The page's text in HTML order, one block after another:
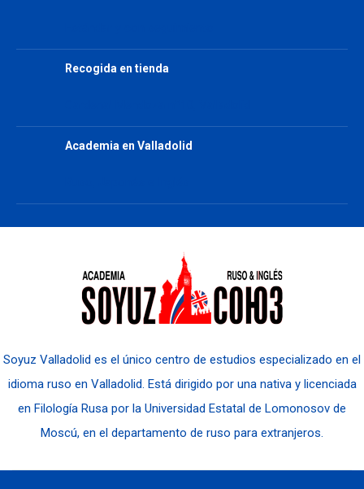
Recogida en tienda
Academia en Valladolid
Soyuz Valladolid es el único centro de estudios especializado en el
idioma ruso en Valladolid. Está dirigido por una nativa y licenciada
en Filología Rusa por la Universidad Estatal de Lomonosov de
Moscú, en el departamento de ruso para extranjeros.